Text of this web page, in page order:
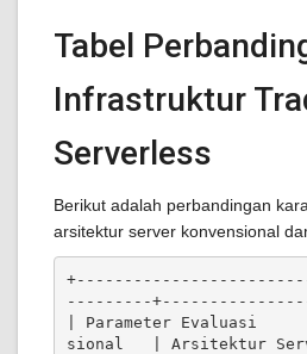
Tabel
Infrastruktur
Serverless
Berikut adalah perbandingan
arsitektur server konvensional
---------
| Parameter Evaluasi
sional   | Arsitektur